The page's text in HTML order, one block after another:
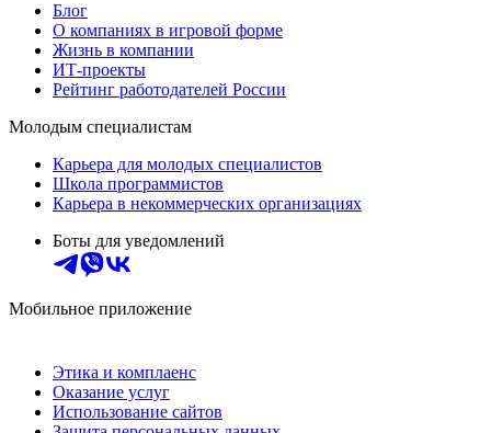
Блог
О компаниях в игровой форме
Жизнь в компании
ИТ-проекты
Рейтинг работодателей России
Молодым специалистам
Карьера для молодых специалистов
Школа программистов
Карьера в некоммерческих организациях
Боты для уведомлений
Мобильное приложение
Этика и комплаенс
Оказание услуг
Использование сайтов